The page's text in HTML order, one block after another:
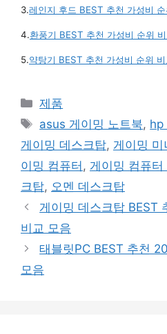
3.레인지 후드 BEST 추천 가성비
4.환풍기 BEST 추천 가성비 순위
5.약탕기 BEST 추천 가성비 순위
카
리
제품
태
그
asus 게이밍 노트북, hp
게이밍 데스크탑, 게이밍
이밍 컴퓨터 , 게이밍 컴퓨터
크탑, 오멘 데스크탑
게이밍 데스크탑 BEST
비교 모음
태블릿PC BEST 추천
모음